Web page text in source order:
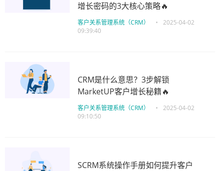
增长密码的3大核心策略🔥
客户关系管理系统（CRM） •
2025-04-02
09:39:40
CRM是什么意思？3步解锁
MarketUP客户增长秘籍🔥
客户关系管理系统（CRM） •
2025-04-02
09:10:50
SCRM系统操作手册如何提升客户